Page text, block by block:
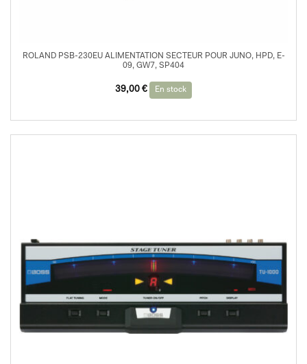
ROLAND PSB-230EU ALIMENTATION SECTEUR POUR JUNO, HPD, E-
09, GW7, SP404
39,00 € En stock